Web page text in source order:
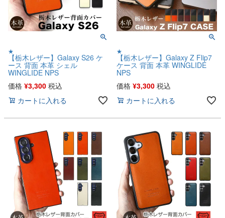
★
【栃木レザー】Galaxy S26 ケ
ース 背面 本革 シェル
WINGLIDE NPS
価格 ¥3,300 税込
カートに入れる
★
【栃木レザー】Galaxy Z Flip7
ケース 背面 本革 WINGLIDE
NPS
価格 ¥3,300 税込
カートに入れる